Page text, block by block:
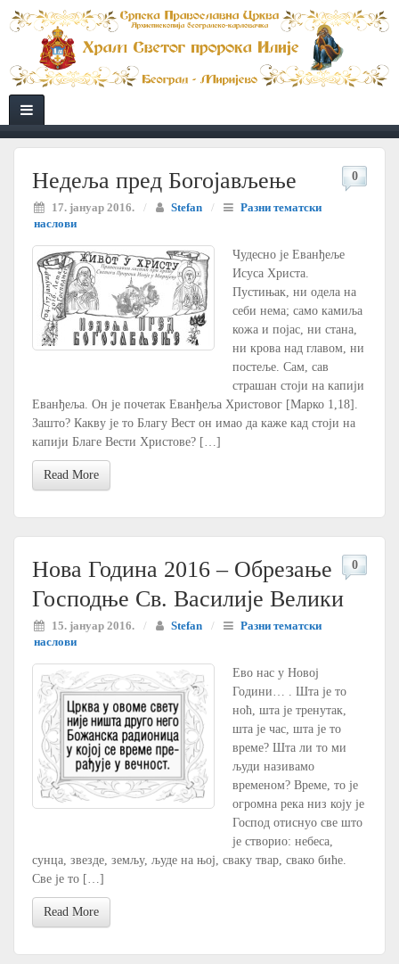
Недеља пред Богојављење
17. јануар 2016. / Stefan /
Разни тематски
наслови
0
Чудесно је Еванђеље
Исуса Христа.
Пустињак, ни одела на
себи нема; само камиља
кожа и појас, ни стана,
ни крова над главом, ни
постеље. Сам, сав
страшан стоји на капији
Еванђеља. Он је почетак Еванђеља Христовог [Mapко 1,18].
Зашто? Какву је то Благу Вест он имао да каже кад стоји на
капији Благе Вести Христове? […]
Read More
Нова Година 2016 – Обрезање
Господње Св. Василије Велики
15. јануар 2016. / Stefan /
Разни тематски
наслови
0
Eво нас у Новој
Години… . Шта је то
ноћ, шта је тренутак,
шта је час, шта је то
време? Шта ли то ми
људи називамо
временом? Време, то је
огромна река низ коју је
Господ отиснуо све што
је створио: небеса,
сунца, звезде, земљу, људе на њој, сваку твар, свако биће.
Све је то […]
Read More